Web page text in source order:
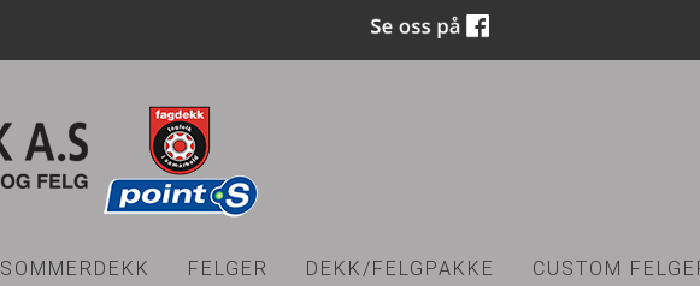
SOMMERDEKK FELGER DEKK/FELGPAKKE CUSTOM